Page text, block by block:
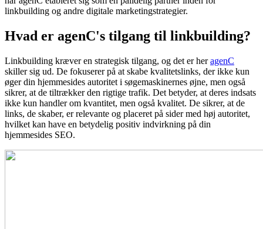
linkbuilding og andre digitale marketingstrategier.
Hvad er agenC's tilgang til linkbuilding?
Linkbuilding kræver en strategisk tilgang, og det er heragenC
skiller sig ud. De fokuserer på at skabe kvalitetslinks, der ikke kun
øger din hjemmesides autoritet i søgemaskinernes øjne, men også
sikrer, at de tiltrækker den rigtige trafik. Det betyder, at deres indsats
ikke kun handler om kvantitet, men også kvalitet. De sikrer, at de
links, de skaber, er relevante og placeret på sider med høj autoritet,
hvilket kan have en betydelig positiv indvirkning på din
hjemmesides SEO.